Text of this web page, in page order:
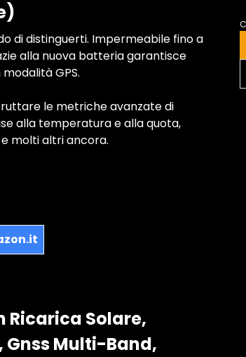
di distinguerti. Impermeabile fino a
alla nuova batteria garantisce
GPS.
le metriche avanzate di
alla temperatura e alla quota,
molti altri ancora.
Ricarica Solare,
Gnss Multi-Band,